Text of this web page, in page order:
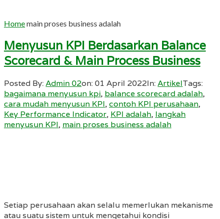
Homemain proses business adalah
Menyusun KPI Berdasarkan Balance
Scorecard & Main Process Business
Posted By:Admin 02on:01 April 2022In:ArtikelTags:
bagaimana menyusun kpi, balance scorecard adalah,
cara mudah menyusun KPI,contoh KPI perusahaan,
Key Performance Indicator, KPI adalah, langkah
menyusun KPI, main proses business adalah
Setiap perusahaan akan selalu memerlukan mekanisme
atau suatu sistem untuk mengetahui kondisi